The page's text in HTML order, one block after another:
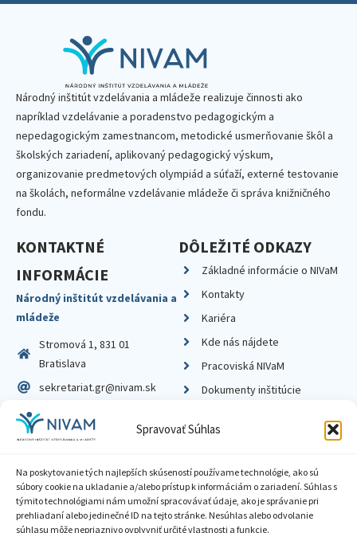
Spravovať Súhlas
Na poskytovanie tých najlepších skúseností používame technológie, ako sú
súbory cookie na ukladanie a/alebo prístup k informáciám o zariadení. Súhlas s
týmito technológiami nám umožní spracovávať údaje, ako je správanie pri
prehliadaní alebo jedinečné ID na tejto stránke. Nesúhlas alebo odvolanie
súhlasu môže nepriaznivo ovplyvniť určité vlastnosti a funkcie.
Národný inštitút vzdelávania a mládeže realizuje činnosti ako
napríklad vzdelávanie a poradenstvo pedagogickým a
nepedagogickým zamestnancom, metodické usmerňovanie škôl a
školských zariadení, aplikovaný pedagogický výskum,
organizovanie predmetových olympiád a súťaží, externé testovanie
na školách, neformálne vzdelávanie mládeže či správa knižničného
fondu.
KONTAKTNÉ
INFORMÁCIE
Národný inštitút vzdelávania a
mládeže
Stromová 1, 831 01
Bratislava
sekretariat.gr@nivam.sk
IČO: 00164348
DIČ: 2020798714
DÔLEŽITÉ ODKAZY
Základné informácie o NIVaM
Kontakty
Kariéra
Kde nás nájdete
Pracoviská NIVaM
Dokumenty inštitúcie
Zásady ochrany súkromia